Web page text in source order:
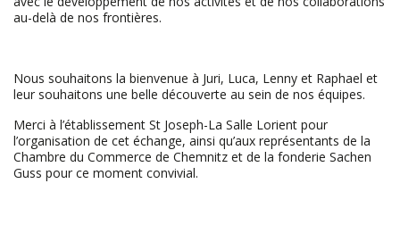
au-delà de nos frontières.
Nous souhaitons la bienvenue à Juri, Luca, Lenny et Raphael et
leur souhaitons une belle découverte au sein de nos équipes.
Merci à l’établissement St Joseph-La Salle Lorient pour
l’organisation de cet échange, ainsi qu’aux représentants de la
Chambre du Commerce de Chemnitz et de la fonderie Sachen
Guss pour ce moment convivial.